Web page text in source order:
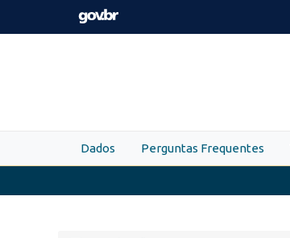
Skip to main content
Dados Perguntas Frequentes